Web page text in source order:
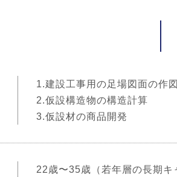
1.建設工事用の足場図面の作図
2.仮設構造物の構造計算
3.仮設材の商品開発
22歳〜35歳（若年層の長期キ